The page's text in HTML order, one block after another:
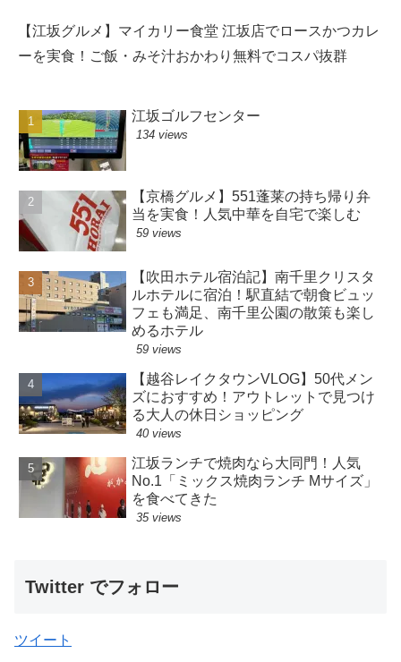
【江坂グルメ】マイカリー食堂 江坂店でロースかつカレ
ーを実食！ご飯・みそ汁おかわり無料でコスパ抜群
江坂ゴルフセンター
134 views
【京橋グルメ】551蓬莱の持ち帰り弁
当を実食！人気中華を自宅で楽しむ
59 views
【吹田ホテル宿泊記】南千里クリスタ
ルホテルに宿泊！駅直結で朝食ビュッ
フェも満足、南千里公園の散策も楽し
めるホテル
59 views
【越谷レイクタウンVLOG】50代メン
ズにおすすめ！アウトレットで見つけ
る大人の休日ショッピング
40 views
江坂ランチで焼肉なら大同門！人気
No.1「ミックス焼肉ランチ Mサイズ」
を食べてきた
35 views
Twitter でフォロー
ツイート